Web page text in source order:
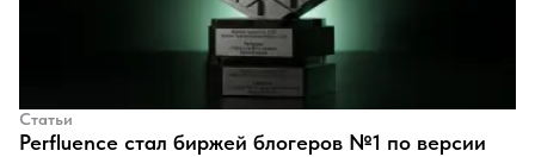
Статьи
Perfluence стал биржей блогеров №1 по версии